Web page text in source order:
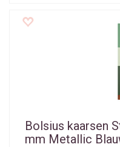
Bolsius kaarsen
mm Metallic